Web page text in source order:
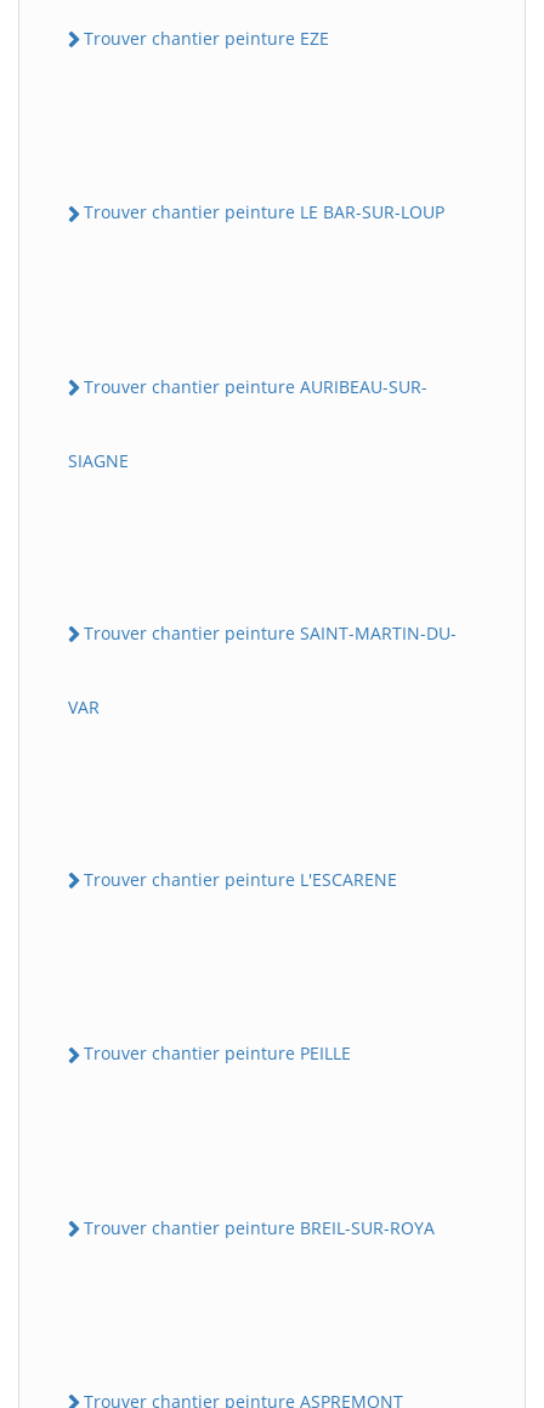
Trouver chantier peinture EZE
Trouver chantier peinture LE BAR-SUR-LOUP
Trouver chantier peinture AURIBEAU-SUR-
SIAGNE
Trouver chantier peinture SAINT-MARTIN-DU-
VAR
Trouver chantier peinture L'ESCARENE
Trouver chantier peinture PEILLE
Trouver chantier peinture BREIL-SUR-ROYA
Trouver chantier peinture ASPREMONT